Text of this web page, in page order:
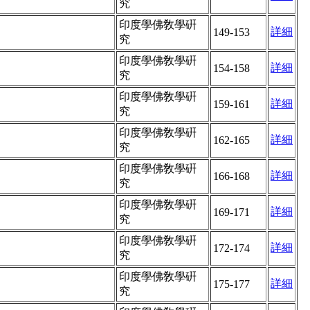
究
印度學佛敎學硏
究
149-153 詳細
印度學佛敎學硏
究
154-158 詳細
印度學佛敎學硏
究
159-161 詳細
印度學佛敎學硏
究
162-165 詳細
印度學佛敎學硏
究
166-168 詳細
印度學佛敎學硏
究
169-171 詳細
印度學佛敎學硏
究
172-174 詳細
印度學佛敎學硏
究
175-177 詳細